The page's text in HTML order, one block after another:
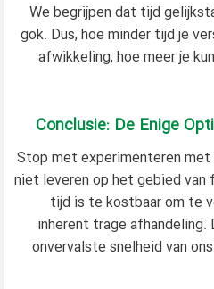
We begrijpen dat tijd
gok. Dus, hoe minder tijd je
afwikkeling, hoe meer je
Conclusie: De Enige
Stop met experimenteren
niet leveren op het gebied
tijd is te kostbaar om te
inherent trage afhandeling.
onvervalste snelheid van